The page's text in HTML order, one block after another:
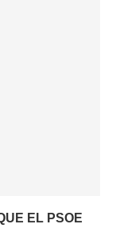
EL PSOE